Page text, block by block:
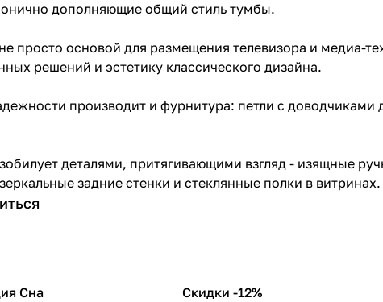
дополняющие общий стиль тумбы.
просто основой для размещения телевизора и медиа-
решений и эстетику классического дизайна.
производит и фурнитура: петли с
деталями, притягивающими взгляд - изящные
задние стенки и стеклянные полки в витринах.
Сна Скидки -12%